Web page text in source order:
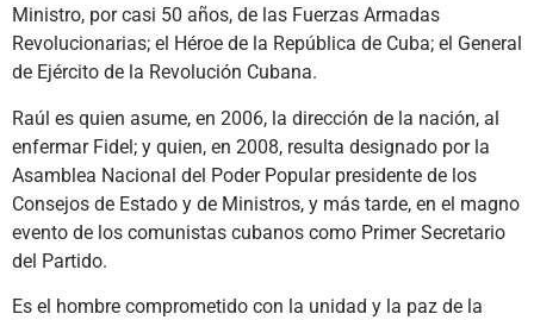
Ministro, por casi 50 años, de las Fuerzas Armadas
Revolucionarias; el Héroe de la República de Cuba; el General
de Ejército de la Revolución Cubana.
Raúl es quien asume, en 2006, la dirección de la nación, al
enfermar Fidel; y quien, en 2008, resulta designado por la
Asamblea Nacional del Poder Popular presidente de los
Consejos de Estado y de Ministros, y más tarde, en el magno
evento de los comunistas cubanos como Primer Secretario
del Partido.
Es el hombre comprometido con la unidad y la paz de la